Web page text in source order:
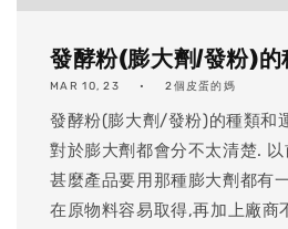
發酵粉(膨大劑/發粉)的
MAR 10, 23 2個皮蛋的媽
發酵粉(膨大劑/發粉)的種類和
對於膨大劑都會分不太清楚.
甚麼產品要用那種膨大劑都有
在原物料容易取得,再加上廠商